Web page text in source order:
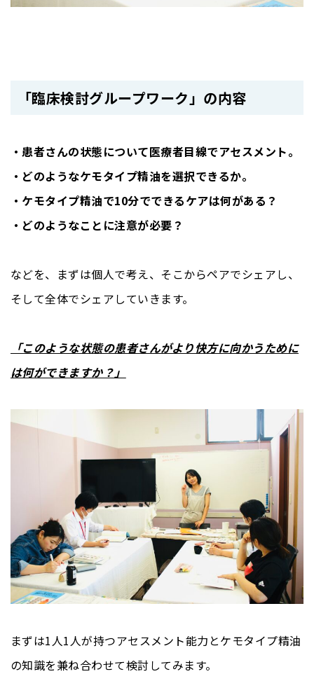
「臨床検討グループワーク」の内容
・患者さんの状態について医療者目線でアセスメント。
・どのようなケモタイプ精油を選択できるか。
・ケモタイプ精油で10分でできるケアは何がある？
・どのようなことに注意が必要？
などを、まずは個人で考え、そこからペアでシェアし、
そして全体でシェアしていきます。
「このような状態の患者さんがより快方に向かうために
は何ができますか？」
まずは1人1人が持つアセスメント能力とケモタイプ精油
の知識を兼ね合わせて検討してみます。